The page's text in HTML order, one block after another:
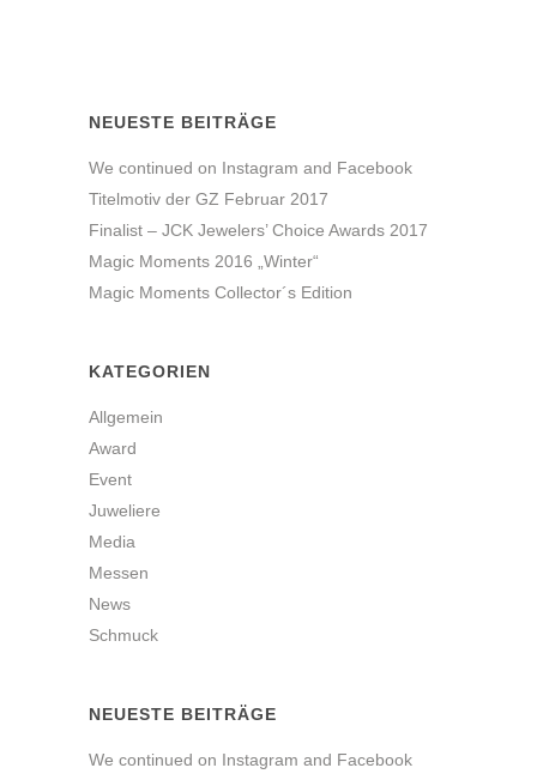
NEUESTE BEITRÄGE
We continued on Instagram and Facebook
Titelmotiv der GZ Februar 2017
Finalist – JCK Jewelers’ Choice Awards 2017
Magic Moments 2016 „Winter“
Magic Moments Collector´s Edition
KATEGORIEN
Allgemein
Award
Event
Juweliere
Media
Messen
News
Schmuck
NEUESTE BEITRÄGE
We continued on Instagram and Facebook